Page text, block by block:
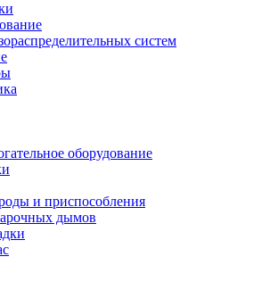
систем
оборудование
и приспособления
дымов